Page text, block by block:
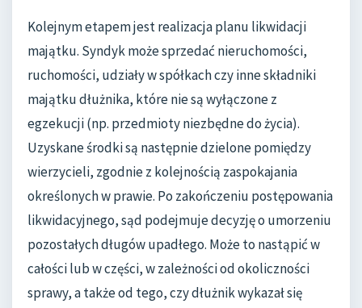
Kolejnym etapem jest realizacja planu likwidacji
majątku. Syndyk może sprzedać nieruchomości,
ruchomości, udziały w spółkach czy inne składniki
majątku dłużnika, które nie są wyłączone z
egzekucji (np. przedmioty niezbędne do życia).
Uzyskane środki są następnie dzielone pomiędzy
wierzycieli, zgodnie z kolejnością zaspokajania
określonych w prawie. Po zakończeniu postępowania
likwidacyjnego, sąd podejmuje decyzję o umorzeniu
pozostałych długów upadłego. Może to nastąpić w
całości lub w części, w zależności od okoliczności
sprawy, a także od tego, czy dłużnik wykazał się